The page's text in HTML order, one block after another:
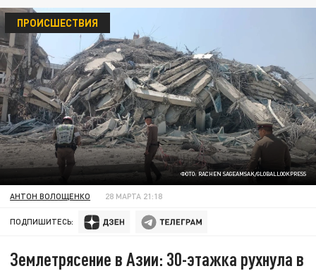
ФОТО: RACHEN SAGEAMSAK/GLOBALLOOKPRESS
ПРОИСШЕСТВИЯ
АНТОН ВОЛОЩЕНКО 28 МАРТА 21:18
ПОДПИШИТЕСЬ:
Землетрясение в Азии: 30-этажка рухнула в